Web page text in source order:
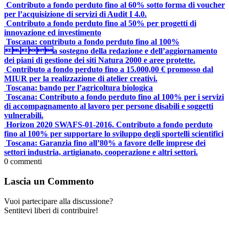
Contributo a fondo perduto fino al 60% sotto forma di voucher
per l’acquisizione di servizi di Audit I 4.0.
Contributo a fondo perduto fino al 50% per progetti di
innovazione ed investimento
Toscana: contributo a fondo perduto fino al 100%
a sostegno della redazione e dell’aggiornamento
dei piani di gestione dei siti Natura 2000 e aree protette.
Contributo a fondo perduto fino a 15.000,00 € promosso dal
MIUR per la realizzazione di atelier creativi.
Toscana: bando per l’agricoltura biologica
Toscana: Contributo a fondo perduto fino al 100% per i servizi
di accompagnamento al lavoro per persone disabili e soggetti
vulnerabili.
Horizon 2020 SWAFS-01-2016. Contributo a fondo perduto
fino al 100% per supportare lo sviluppo degli sportelli scientifici
Toscana: Garanzia fino all’80% a favore delle imprese dei
settori industria, artigianato, cooperazione e altri settori.
0 commenti
Lascia un Commento
Vuoi partecipare alla discussione?
Sentitevi liberi di contribuire!